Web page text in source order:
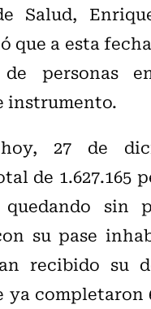
Salud,
que a esta
personas
instrumento.
27 de
de 1.627.165
sin
su pase
recibido su
ya completaron